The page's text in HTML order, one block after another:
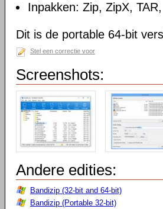
Inpakken: Zip, ZipX,
Dit is de portable 64-bit
Stel een correctie voor
Screenshots:
Andere edities:
Bandizip (32-bit and 64-bit)
Bandizip (Portable 32-bit)